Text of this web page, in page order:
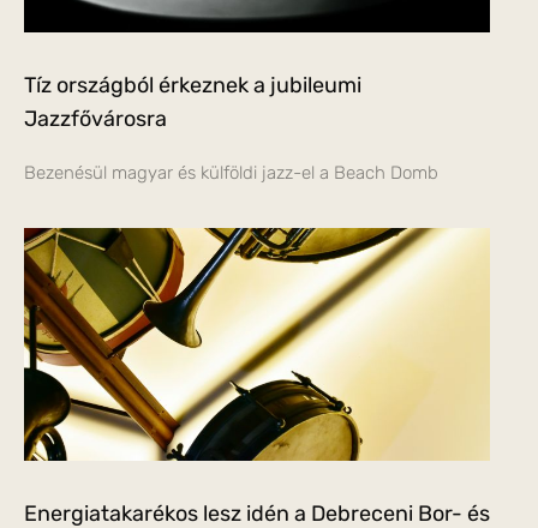
Tíz országból érkeznek a jubileumi
Jazzfővárosra
Bezenésül magyar és külföldi jazz-el a Beach Domb
Energiatakarékos lesz idén a Debreceni Bor- és